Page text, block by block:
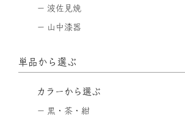
波佐見焼
山中漆器
単品から選ぶ
カラーから選ぶ
黒・茶・紺